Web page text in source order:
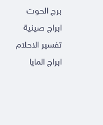
برج الحوت
ابراج صينية
تفسير الاحلام
ابراج المايا